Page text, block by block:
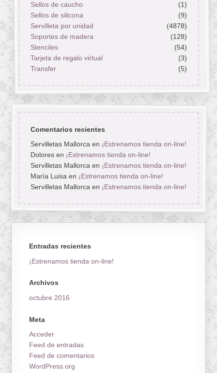
Sellos de caucho
(1)
Sellos de silicona
(9)
Servilleta por unidad
(4878)
Soportes de madera
(128)
Stenciles
(54)
Tarjeta de regalo virtual
(3)
Transfer
(5)
Comentarios recientes
Servilletas Mallorcaen ¡Estrenamos tienda on-line!
Doloresen ¡Estrenamos tienda on-line!
Servilletas Mallorcaen ¡Estrenamos tienda on-line!
María Luisaen ¡Estrenamos tienda on-line!
Servilletas Mallorcaen ¡Estrenamos tienda on-line!
Entradas recientes
¡Estrenamos tienda on-line!
Archivos
octubre 2016
Meta
Acceder
Feed de entradas
Feed de comentarios
WordPress.org